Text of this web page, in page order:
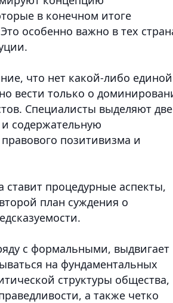
в конечном итоге
особенно важно в тех
что нет какой-либо
вести только о
Специалисты выделяют две
содержательную
позитивизма и
ставит процедурные аспекты,
план суждения о
с формальными, выдвигает
на фундаментальных
структуры общества,
а также четко